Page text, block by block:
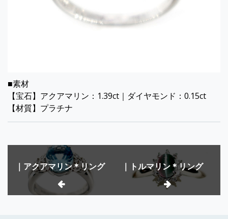
■素材
【宝石】アクアマリン：1.39ct｜ダイヤモンド：0.15ct
【材質】プラチナ
稿｜アクアマリン＊リング ｜トルマリン＊リング